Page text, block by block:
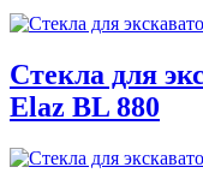
Стекла для
Elaz BL 880